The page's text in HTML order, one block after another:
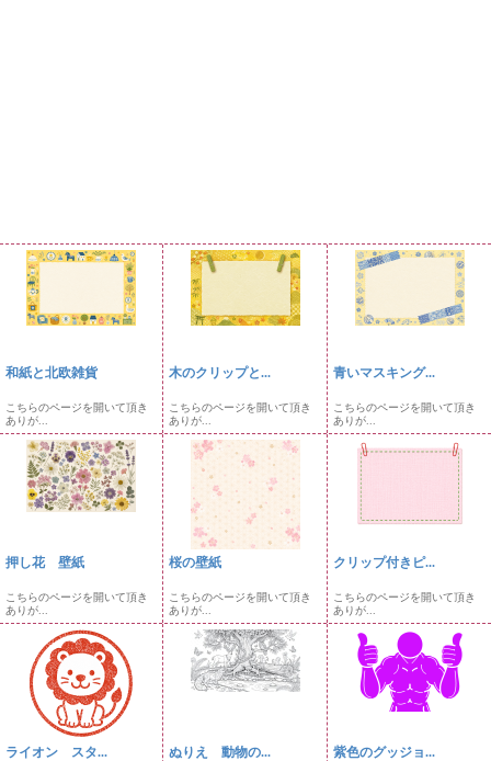
和紙と北欧雑貨
こちらのページを開いて頂き
ありが...
木のクリップと...
こちらのページを開いて頂き
ありが...
青いマスキング...
こちらのページを開いて頂き
ありが...
押し花 壁紙
こちらのページを開いて頂き
ありが...
桜の壁紙
こちらのページを開いて頂き
ありが...
クリップ付きピ...
こちらのページを開いて頂き
ありが...
ライオン スタ... ぬりえ 動物の... 紫色のグッジョ...